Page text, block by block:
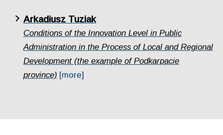
Arkadiusz Tuziak
Conditions of the Innovation Level in Public
Administration in the Process of Local and Regional
Development (the example of Podkarpacie
province) [more]